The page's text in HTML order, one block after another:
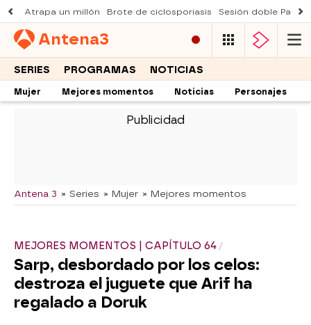
Atrapa un millón Brote de ciclosporiasis Sesión doble
Antena3
SERIES PROGRAMAS NOTICIAS
Mujer Mejores momentos Noticias
Personajes
-
Antena 3 » Series » Mujer » Mejores momentos
MEJORES MOMENTOS | CAPÍTULO 64
Sarp, desbordado por los celos:
destroza el juguete que Arif ha
regalado a Doruk